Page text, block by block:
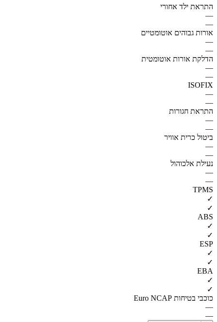
התראת ילד אחורי
—
—
אורות גבוהים אוטומטיים
—
—
הדלקת אורות אוטומטית
—
—
ISOFIX
—
—
התראת חגורות
—
—
ביטול כרית אוויר
—
—
נעילת אלכוהול
—
—
TPMS
✓
✓
ABS
✓
✓
ESP
✓
✓
EBA
✓
✓
כוכבי בטיחות Euro NCAP
—
—